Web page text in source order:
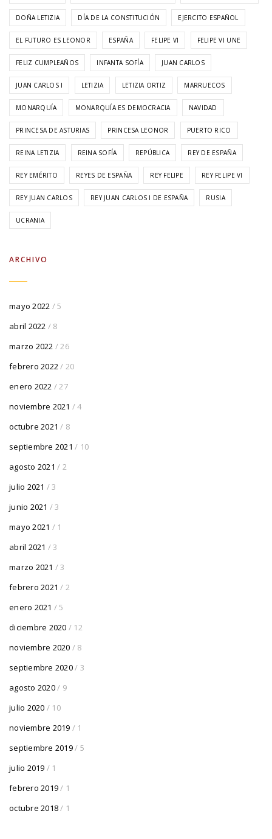
DOÑA LETIZIA DÍA DE LA CONSTITUCIÓN EJERCITO ESPAÑOL
EL FUTURO ES LEONOR ESPAÑA FELIPE VI FELIPE VI UNE
FELIZ CUMPLEAÑOS INFANTA SOFÍA JUAN CARLOS
JUAN CARLOS I LETIZIA LETIZIA ORTIZ MARRUECOS
MONARQUÍA MONARQUÍA ES DEMOCRACIA NAVIDAD
PRINCESA DE ASTURIAS PRINCESA LEONOR PUERTO RICO
REINA LETIZIA REINA SOFÍA REPÚBLICA REY DE ESPAÑA
REY EMÉRITO REYES DE ESPAÑA REY FELIPE REY FELIPE VI
REY JUAN CARLOS REY JUAN CARLOS I DE ESPAÑA RUSIA
UCRANIA
ARCHIVO
mayo 2022 / 5
abril 2022 / 8
marzo 2022 / 26
febrero 2022/ 20
enero 2022 / 27
noviembre 2021 / 4
octubre 2021 / 8
septiembre 2021 / 10
agosto 2021 / 2
julio 2021 / 3
junio 2021 / 3
mayo 2021 / 1
abril 2021 / 3
marzo 2021 / 3
febrero 2021 / 2
enero 2021 / 5
diciembre 2020 / 12
noviembre 2020 / 8
septiembre 2020/ 3
agosto 2020/ 9
julio 2020 / 10
noviembre 2019 / 1
septiembre 2019/ 5
julio 2019 / 1
febrero 2019/ 1
octubre 2018/ 1